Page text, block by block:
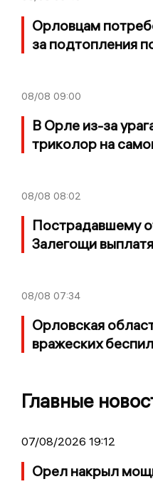
Орловцам
за подтопления
08/08 09:00
В Орле из-за
триколор на
08/08 08:02
Пострадавшему
Залегощи
08/08 07:34
Орловская
вражеских
Главные
07/08/2026 19:12
Орел накрыл